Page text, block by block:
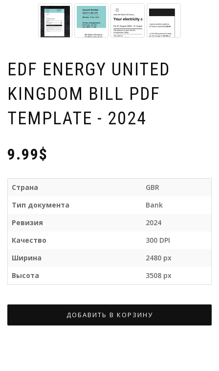
EDF ENERGY UNITED
KINGDOM BILL PDF
TEMPLATE - 2024
9.99$
Страна
GBR
Тип документа
Bank
Ревизия
2024
Качество
300 DPI
Ширина
2480 px
Высота
3508 px
ДОБАВИТЬ В КОРЗИНУ